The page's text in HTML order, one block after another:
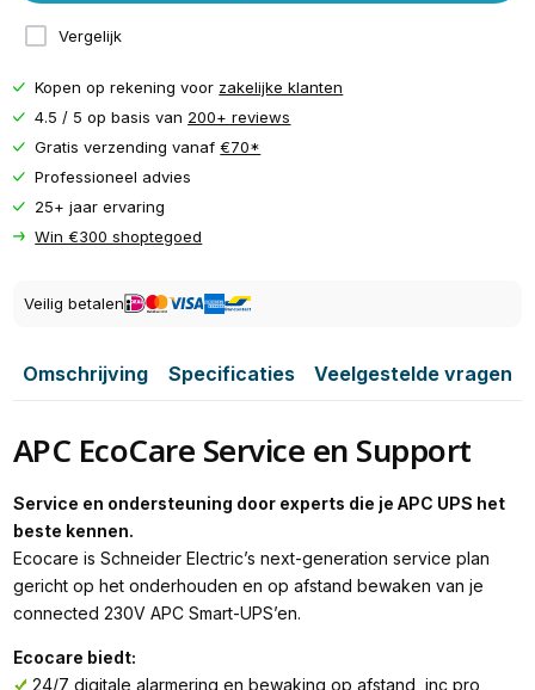
Vergelijk
Kopen op rekening voor zakelijke klanten
4.5 / 5 op basis van 200+ reviews
Gratis verzending vanaf€70*
Professioneel advies
25+ jaar ervaring
Win €300 shoptegoed
Veilig betalen
Omschrijving Specificaties Veelgestelde vragen
APC EcoCare Service en Support
Service en ondersteuning door experts die je APC UPS het
beste kennen.
Ecocare is Schneider Electric’s next-generation service plan
gericht op het onderhouden en op afstand bewaken van je
connected 230V APC Smart-UPS’en.
Ecocare biedt:
24/7 digitale alarmering en bewaking op afstand, inc pro